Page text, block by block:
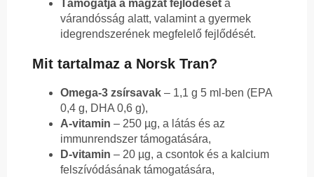
Támogatja a magzat fejlődését a
várandósság alatt, valamint a gyermek
idegrendszerének megfelelő fejlődését.
Mit tartalmaz a Norsk Tran?
Omega-3 zsírsavak – 1,1 g 5 ml-ben (EPA
0,4 g, DHA 0,6 g),
A-vitamin – 250 µg, a látás és az
immunrendszer támogatására,
D-vitamin – 20 µg, a csontok és a kalcium
felszívódásának támogatására,